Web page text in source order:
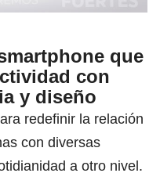
que
con
y diseño
redefinir la relación
con diversas
a otro nivel.